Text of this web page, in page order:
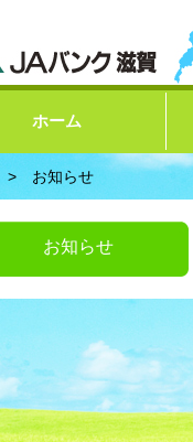
ホーム
> お知らせ
お知らせ